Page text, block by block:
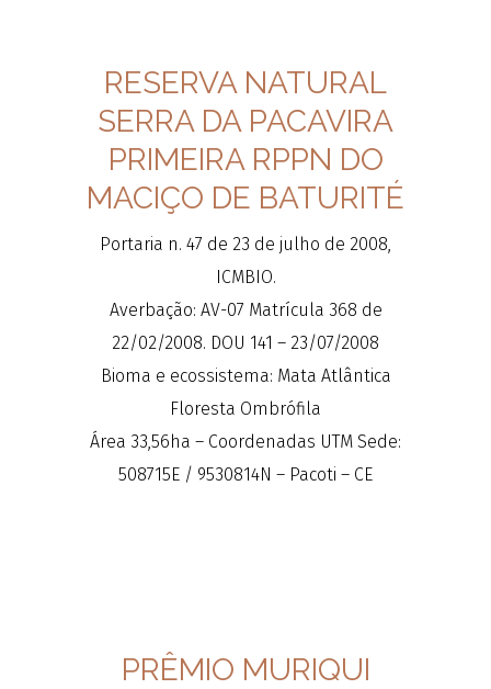
RESERVA NATURAL
SERRA DA PACAVIRA
PRIMEIRA RPPN DO
MACIÇO DE BATURITÉ
Portaria n. 47 de 23 de julho de 2008,
ICMBIO.
Averbação: AV-07 Matrícula 368 de
22/02/2008. DOU 141 – 23/07/2008
Bioma e ecossistema: Mata Atlântica
Floresta Ombrófila
Área 33,56ha – Coordenadas UTM Sede:
508715E / 9530814N – Pacoti – CE
PRÊMIO MURIQUI